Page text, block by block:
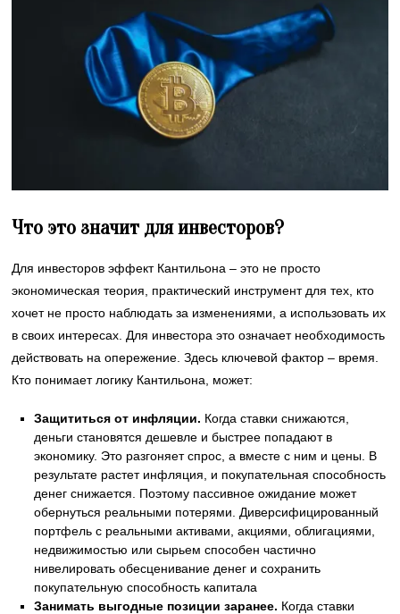
Что это значит для инвесторов?
Для инвесторов эффект Кантильона – это не просто
экономическая теория, практический инструмент для тех, кто
хочет не просто наблюдать за изменениями, а использовать их
в своих интересах. Для инвестора это означает необходимость
действовать на опережение. Здесь ключевой фактор – время.
Кто понимает логику Кантильона, может:
Защититься от инфляции. Когда ставки снижаются,
деньги становятся дешевле и быстрее попадают в
экономику. Это разгоняет спрос, а вместе с ним и цены. В
результате растет инфляция, и покупательная способность
денег снижается. Поэтому пассивное ожидание может
обернуться реальными потерями. Диверсифицированный
портфель с реальными активами, акциями, облигациями,
недвижимостью или сырьем способен частично
нивелировать обесценивание денег и сохранить
покупательную способность капитала
Занимать выгодные позиции заранее. Когда ставки